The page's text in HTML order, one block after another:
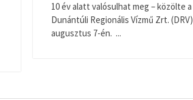
10 év alatt valósulhat meg – közölte a
Dunántúli Regionális Vízmű Zrt. (DRV)
augusztus 7-én. ...